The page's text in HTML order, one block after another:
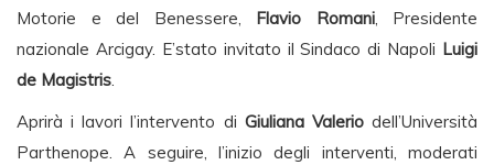
Motorie e del Benessere,
Flavio Romani, Presidente
nazionale Arcigay. E’stato invitato il Sindaco di Napoli Luigi
de Magistris.
Aprirà i lavori l’intervento di Giuliana Valeriodell’Università
Parthenope. A seguire, l’inizio degli interventi, moderati